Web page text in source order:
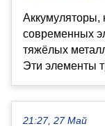
Аккумуляторы,
современных
тяжёлых
Эти элементы
21:27, 27 Май